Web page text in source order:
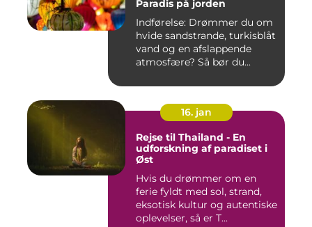
Paradis på jorden
Indførelse: Drømmer du om
hvide sandstrande, turkisblåt
vand og en afslappende
atmosfære? Så bør du...
16. jan
Rejse til Thailand - En
udforskning af paradiset i
Øst
Hvis du drømmer om en
ferie fyldt med sol, strand,
eksotisk kultur og autentiske
oplevelser, så er T...